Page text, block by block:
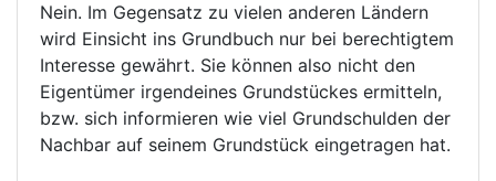
Nein. Im Gegensatz zu vielen anderen Ländern
wird Einsicht ins Grundbuch nur bei berechtigtem
Interesse gewährt. Sie können also nicht den
Eigentümer irgendeines Grundstückes ermitteln,
bzw. sich informieren wie viel Grundschulden der
Nachbar auf seinem Grundstück eingetragen hat.